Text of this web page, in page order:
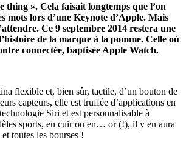
thing ». Cela faisait longtemps que l’on
mots lors d’une Keynote d’Apple. Mais
Ce 9 septembre 2014 restera une
de la marque à la pomme. Celle où
connectée, baptisée Apple Watch.
flexible et, bien sûr, tactile, d’un bouton de
capteurs, elle est truffée d’applications en
Siri et est personnalisable à
sports, en cuir ou en… or (!), il y en aura
toutes les bourses !